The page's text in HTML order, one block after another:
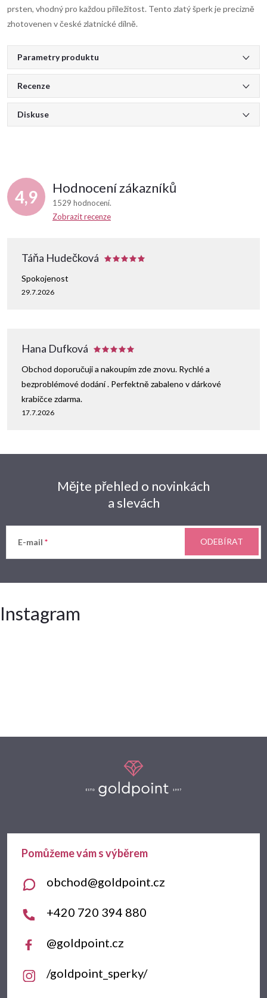
prsten, vhodný pro každou příležitost. Tento zlatý šperk je precizně
zhotovenen v české zlatnické dílně.
Parametry produktu
Recenze
Diskuse
4,9 Hodnocení zákazníků
1529 hodnocení
Zobrazit recenze
Táňa Hudečková
29.7.2026
Spokojenost
Hana Dufková
17.7.2026
Obchod doporučuji a nakoupím zde znovu. Rychlé a
bezproblémové dodání . Perfektně zabaleno v dárkové
krabičce zdarma.
Mějte přehled o novinkách
a slevách
E-mail ODEBÍRAT
Instagram
a
obchod@goldpoint.cz
+420 720 394 880
@goldpoint.cz
/goldpoint_sperky/